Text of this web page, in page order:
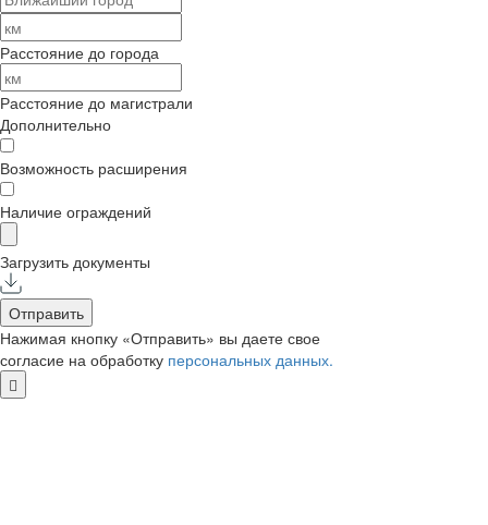
Расстояние до города
Расстояние до магистрали
Дополнительно
Возможность расширения
Наличие ограждений
Загрузить документы
Отправить
Нажимая кнопку «Отправить» вы даете свое
согласие на обработку персональных данных.